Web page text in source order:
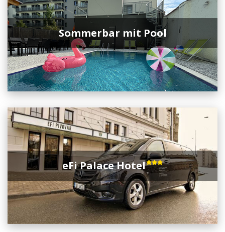
Sommerbar mit Pool
eFi Palace Hotel